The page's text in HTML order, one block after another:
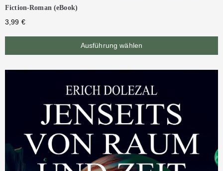
Fiction-Roman (eBook)
3,99 €
Ausführung wählen